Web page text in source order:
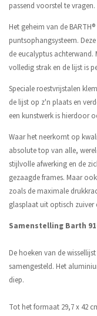
passend voorstel te vragen.
Het geheim van de
puntsophangsysteem.
de eucalyptus
volledig strak en de lijst is
Speciale roestvrijstalen
de lijst op z'n plaats en
een kunstwerk is hierdoor
Waar het neerkomt op
absolute top van alle,
stijlvolle afwerking en de
gezaagde frames. Maar
zoals de maximale
glasplaat uit optisch zuiver
Samenstelling Barth
De hoeken van de
samengesteld. Het
diep.
Tot het formaat 29,7 x 42